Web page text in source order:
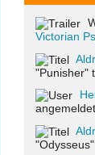
Victorian
"Punisher"
angemeldet.
"Odysseus"